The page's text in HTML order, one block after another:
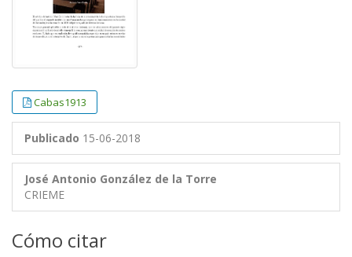
Cabas1913
Publicado 15-06-2018
José Antonio González de la Torre
CRIEME
Cómo citar